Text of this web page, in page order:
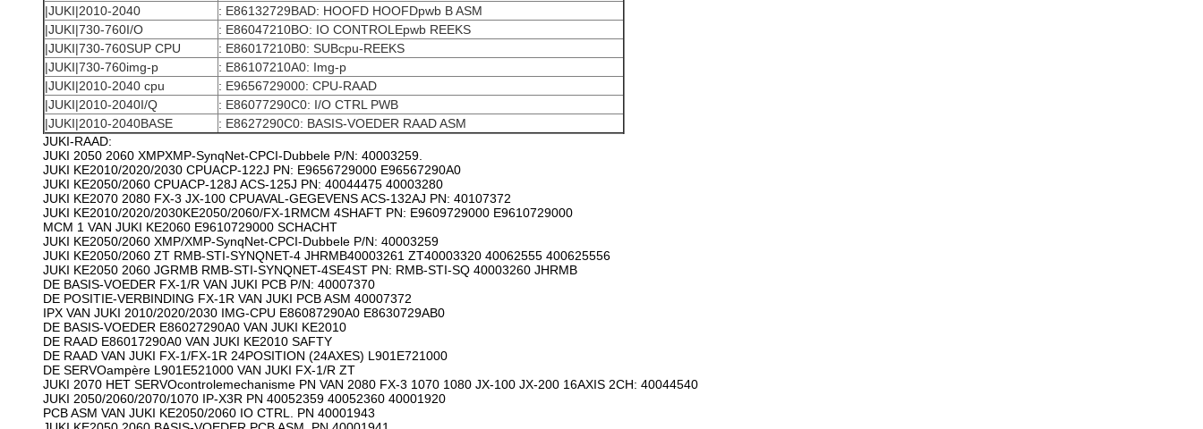
|JUKI|2010-2040
: E86132729BAD: HOOFD HOOFDpwb B ASM
|JUKI|730-760I/O
: E86047210BO: IO CONTROLEpwb REEKS
|JUKI|730-760SUP CPU
: E86017210B0: SUBcpu-REEKS
|JUKI|730-760img-p
: E86107210A0: Img-p
|JUKI|2010-2040 cpu
: E9656729000: CPU-RAAD
|JUKI|2010-2040I/Q
: E86077290C0: I/O CTRL PWB
|JUKI|2010-2040BASE
: E8627290C0: BASIS-VOEDER RAAD ASM
JUKI-RAAD:
JUKI 2050 2060 XMPXMP-SynqNet-CPCI-Dubbele P/N: 40003259.
JUKI KE2010/2020/2030 CPUACP-122J PN: E9656729000 E96567290A0
JUKI KE2050/2060 CPUACP-128J ACS-125J PN: 40044475 40003280
JUKI KE2070 2080 FX-3 JX-100 CPUAVAL-GEGEVENS ACS-132AJ PN: 40107372
JUKI KE2010/2020/2030KE2050/2060/FX-1RMCM 4SHAFT PN: E9609729000 E9610729000
MCM 1 VAN JUKI KE2060 E9610729000 SCHACHT
JUKI KE2050/2060 XMP/XMP-SynqNet-CPCI-Dubbele P/N: 40003259
JUKI KE2050/2060 ZT RMB-STI-SYNQNET-4 JHRMB40003261 ZT40003320 40062555 400625556
JUKI KE2050 2060 JGRMB RMB-STI-SYNQNET-4SE4ST PN: RMB-STI-SQ 40003260 JHRMB
DE BASIS-VOEDER FX-1/R VAN JUKI PCB P/N: 40007370
DE POSITIE-VERBINDING FX-1R VAN JUKI PCB ASM 40007372
IPX VAN JUKI 2010/2020/2030 IMG-CPU E86087290A0 E8630729AB0
DE BASIS-VOEDER E86027290A0 VAN JUKI KE2010
DE RAAD E86017290A0 VAN JUKI KE2010 SAFTY
DE RAAD VAN JUKI FX-1/FX-1R 24POSITION (24AXES) L901E721000
DE SERVOampère L901E521000 VAN JUKI FX-1/R ZT
JUKI 2070 HET SERVOcontrolemechanisme PN VAN 2080 FX-3 1070 1080 JX-100 JX-200 16AXIS 2CH: 40044540
JUKI 2050/2060/2070/1070 IP-X3R PN 40052359 40052360 40001920
PCB ASM VAN JUKI KE2050/2060 IO CTRL. PN 40001943